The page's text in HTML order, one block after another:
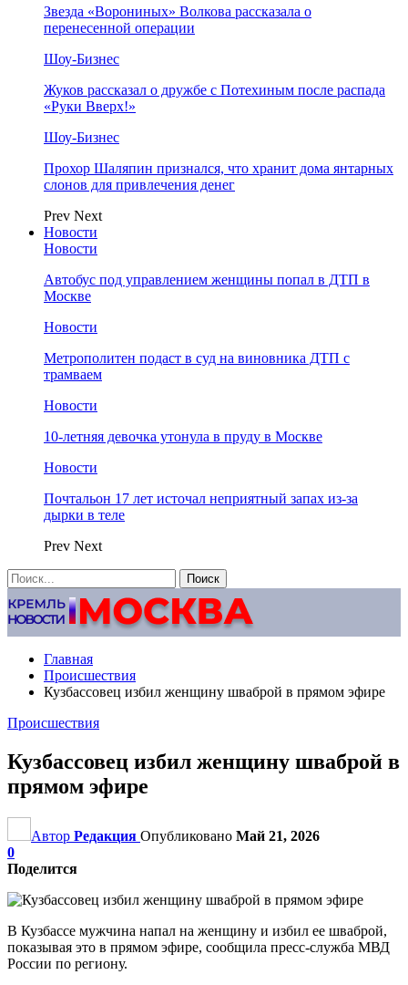
Звезда «Ворониных» Волкова рассказала о
перенесенной операции
Шоу-Бизнес
Жуков рассказал о дружбе с Потехиным после распада
«Руки Вверх!»
Шоу-Бизнес
Прохор Шаляпин признался, что хранит дома янтарных
слонов для привлечения денег
Prev Next
Новости
Новости
Автобус под управлением женщины попал в ДТП в
Москве
Новости
Метрополитен подаст в суд на виновника ДТП с
трамваем
Новости
10-летняя девочка утонула в пруду в Москве
Новости
Почтальон 17 лет источал неприятный запах из-за
дырки в теле
Prev Next
Главная
Происшествия
Кузбассовец избил женщину шваброй в прямом эфире
Происшествия
Кузбассовец избил женщину шваброй в
прямом эфире
Автор Редакция Опубликовано Май 21, 2026
0
Поделится
В Кузбассе мужчина напал на женщину и избил ее шваброй,
показывая это в прямом эфире, сообщила пресс-служба МВД
России по региону.